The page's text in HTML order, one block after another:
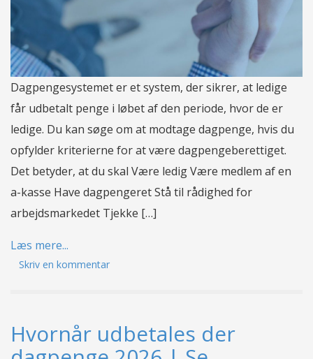
Dagpengesystemet er et system, der sikrer, at ledige
får udbetalt penge i løbet af den periode, hvor de er
ledige. Du kan søge om at modtage dagpenge, hvis du
opfylder kriterierne for at være dagpengeberettiget.
Det betyder, at du skal Være ledig Være medlem af en
a-kasse Have dagpengeret Stå til rådighed for
arbejdsmarkedet Tjekke […]
Læs mere...
Skriv en kommentar
Hvornår udbetales der